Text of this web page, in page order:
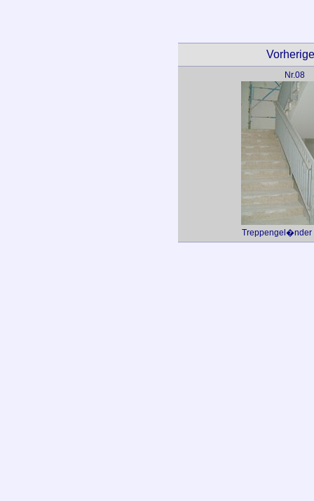
Nr.08
Treppengel�nder